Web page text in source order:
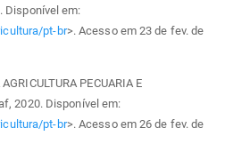
Disponível em:
pt-br>. Acesso em 23 de fev. de
PECUARIA E
2020. Disponível em:
pt-br>. Acesso em 26 de fev. de